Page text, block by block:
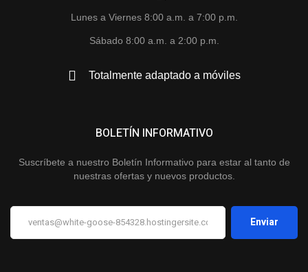
Lunes a Viernes 8:00 a.m. a 7:00 p.m.
Sábado 8:00 a.m. a 2:00 p.m.
Totalmente adaptado a móviles
BOLETÍN INFORMATIVO
Suscríbete a nuestro Boletín Informativo para estar al tanto de
nuestras ofertas y nuevos productos.